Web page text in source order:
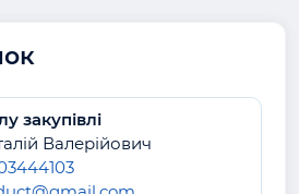
закупівлі
Валерійович